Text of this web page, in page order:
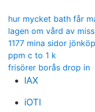
hur mycket bath får
lagen om vård av
1177 mina sidor
ppm c to 1 k
frisörer borås drop in
lAX
iOTl